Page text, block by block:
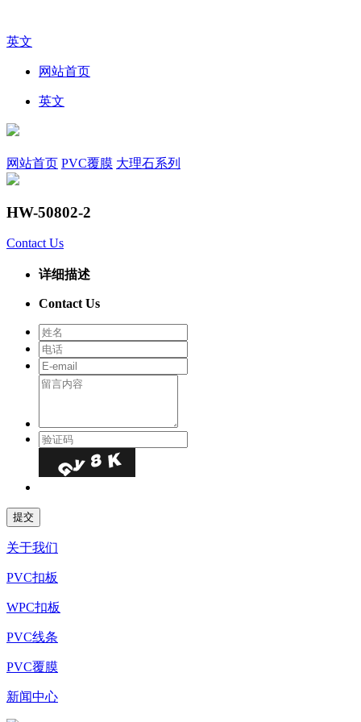
英文
网站首页
英文
网站首页 PVC覆膜 大理石系列
HW-50802-2
Contact Us
详细描述
Contact Us
关于我们
PVC扣板
WPC扣板
PVC线条
PVC覆膜
新闻中心